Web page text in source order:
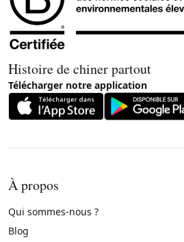
Histoire de chiner partout
Télécharger notre application
À propos
Qui sommes-nous ?
Blog